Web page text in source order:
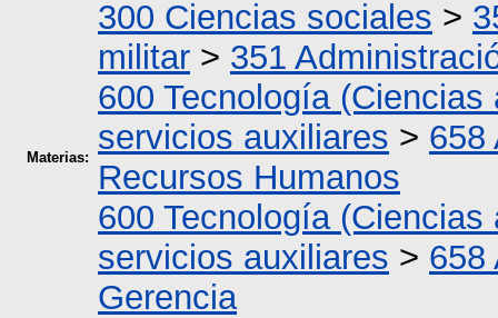
Materias:
300 Ciencias sociales >
militar > 351
600 Tecnología (Ciencias
servicios auxiliares > 658
Recursos Humanos
600 Tecnología (Ciencias
servicios auxiliares > 658
Gerencia